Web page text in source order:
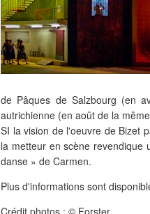
de Pâques de Salzbourg (en
autrichienne (en août de la
SI la vision de l'oeuvre de Bizet
la metteur en scène
danse » de Carmen.
Plus d'informations sont
Crédit photos : © Forster